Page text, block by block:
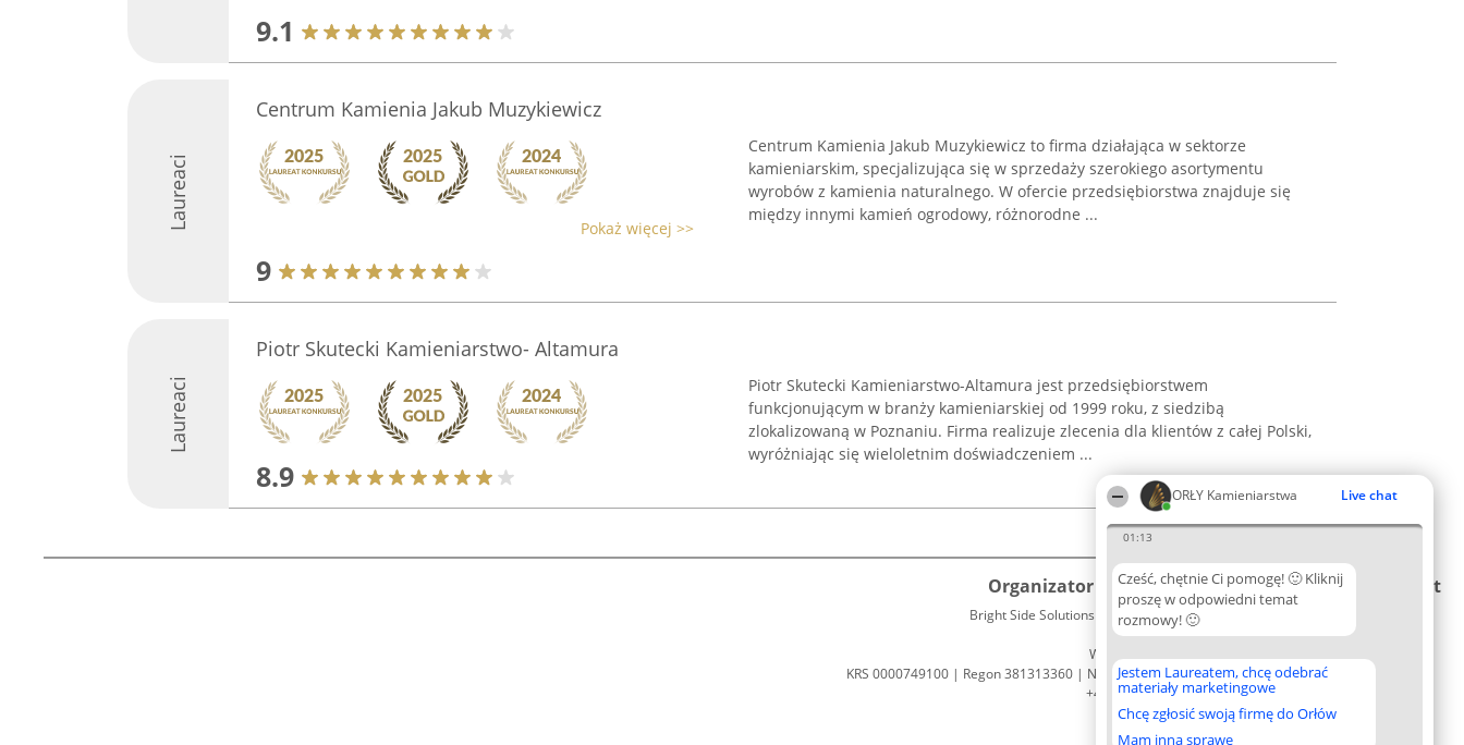
ORŁY Kamieniarstwa Live chat
01:13
Cześć, chętnie Ci pomogę! 🙂 Kliknij
proszę w odpowiedni temat
rozmowy! 🙂
Jestem Laureatem, chcę odebrać
materiały marketingowe
Chcę zgłosić swoją firmę do Orłów
Mam inną sprawę
9.1
Laureaci
Centrum Kamienia Jakub Muzykiewicz
Pokaż więcej >>
9
Centrum Kamienia Jakub Muzykiewicz to firma działająca w sektorze
kamieniarskim, specjalizująca się w sprzedaży szerokiego asortymentu
wyrobów z kamienia naturalnego. W ofercie przedsiębiorstwa znajduje się
między innymi kamień ogrodowy, różnorodne ...
Laureaci
Piotr Skutecki Kamieniarstwo- Altamura
8.9
Piotr Skutecki Kamieniarstwo-Altamura jest przedsiębiorstwem
funkcjonującym w branży kamieniarskiej od 1999 roku, z siedzibą
zlokalizowaną w Poznaniu. Firma realizuje zlecenia dla klientów z całej Polski,
wyróżniając się wieloletnim doświadczeniem ...
Organizator plebiscytu
Bright Side Solutions sp. z o. o. sp. k.
ul. Ruska 22
Wrocław 50-079
KRS 0000749100 | Regon 381313360 | NIP 8943132676
+48 508 492 400
Plebiscyt
Lista
Laureatów
Zasady
Regulamin
Kontakt